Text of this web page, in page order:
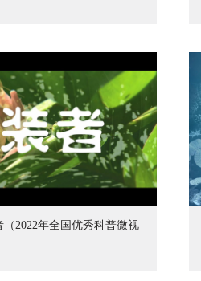
2022年全国优秀科普微视